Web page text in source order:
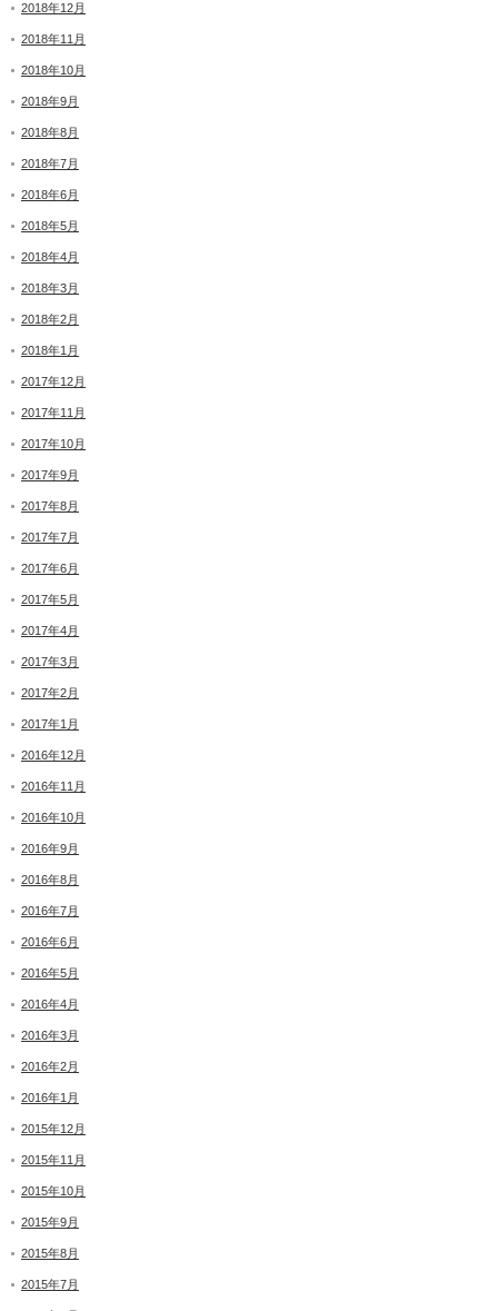
2018年12月
2018年11月
2018年10月
2018年9月
2018年8月
2018年7月
2018年6月
2018年5月
2018年4月
2018年3月
2018年2月
2018年1月
2017年12月
2017年11月
2017年10月
2017年9月
2017年8月
2017年7月
2017年6月
2017年5月
2017年4月
2017年3月
2017年2月
2017年1月
2016年12月
2016年11月
2016年10月
2016年9月
2016年8月
2016年7月
2016年6月
2016年5月
2016年4月
2016年3月
2016年2月
2016年1月
2015年12月
2015年11月
2015年10月
2015年9月
2015年8月
2015年7月